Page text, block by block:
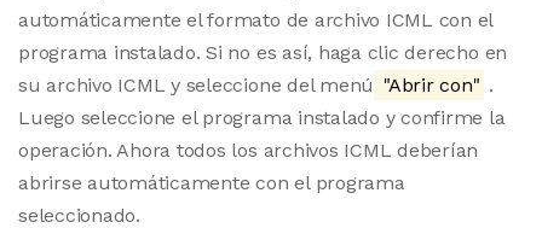
automáticamente el formato de archivo ICML con el
programa instalado. Si no es así, haga clic derecho en
su archivo ICML y seleccione del menú "Abrir con" .
Luego seleccione el programa instalado y confirme la
operación. Ahora todos los archivos ICML deberían
abrirse automáticamente con el programa
seleccionado.